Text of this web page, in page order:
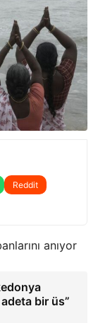
Reddit
anıyor
bir üs”